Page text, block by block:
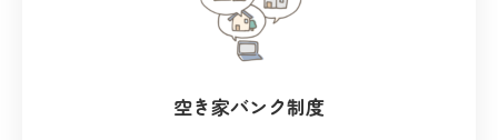
空き家バンク制度